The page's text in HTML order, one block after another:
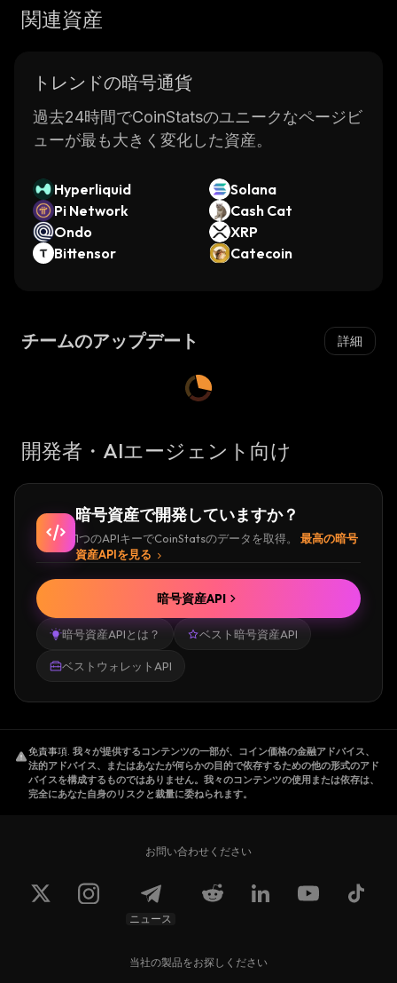
関連資産
トレンドの暗号通貨
過去24時間でCoinStatsのユニークなページビ
ューが最も大きく変化した資産。
Hyperliquid
Solana
Pi Network
Cash Cat
Ondo
XRP
Bittensor
Catecoin
チームのアップデート 詳細
開発者・AIエージェント向け
暗号資産で開発していますか？
1つのAPIキーでCoinStatsのデータを取得。
最高の暗号
資産APIを見る
暗号資産APIとは？ ベスト暗号資産API
ベストウォレットAPI
暗号資産API
免責事項. 我々が提供するコンテンツの一部が、コイン価格の金融アドバイス、
法的アドバイス、またはあなたが何らかの目的で依存するための他の形式のアド
バイスを構成するものではありません。我々のコンテンツの使用または依存は、
完全にあなた自身のリスクと裁量に委ねられます。
お問い合わせください
ニュース
当社の製品をお探しください